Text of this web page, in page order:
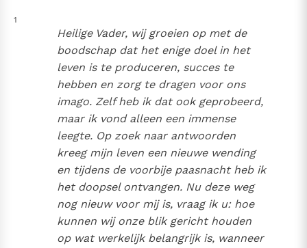
Denzinger
Nieuwste Documenten
5. Het gebed van de Kerk
In Christus wordt onze honger vervuld
Leer de kostbare parel van Gods koninkrijk te
herkennen
Gods Koninkrijk groeit stilletjes door liefde, niet door
De mystiek. De mystieke verschijnselen en de
Het Vaticaan publiceert een nieuwe Latijnse uitgave
van het Romeins martyrologium
Vaticaanse financiële waakhond verliest autonomie
1
Heilige Vader, wij groeien op met de
boodschap dat het enige doel in het
leven is te produceren, succes te
hebben en zorg te dragen voor ons
imago. Zelf heb ik dat ook geprobeerd,
maar ik vond alleen een immense
leegte. Op zoek naar antwoorden
kreeg mijn leven een nieuwe wending
en tijdens de voorbije paasnacht heb ik
het doopsel ontvangen. Nu deze weg
nog nieuw voor mij is, vraag ik u: hoe
kunnen wij onze blik gericht houden
op wat werkelijk belangrijk is, wanneer